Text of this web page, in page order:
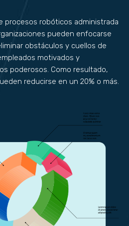
procesos robóticos administrada
pueden enfocarse
obstáculos y cuellos de
motivados y
poderosos. Como resultado,
reducirse en un 20% o más.